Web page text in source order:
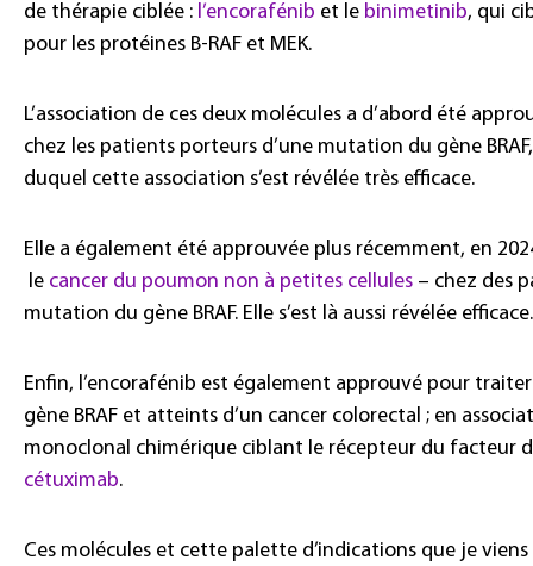
de thérapie ciblée : l’encorafénib et le binimetinib, qui
pour les protéines B-RAF et MEK.
L’association de ces deux molécules a d’abord été
chez les patients porteurs d’une mutation du gène
duquel cette association s’est révélée très efficace.
Elle a également été approuvée plus récemment, en
le cancer du poumon non à petites cellules – chez des
mutation du gène BRAF. Elle s’est là aussi révélée efficace.
Enfin, l’encorafénib est également approuvé pour
gène BRAF et atteints d’un cancer colorectal ; en
monoclonal chimérique ciblant le récepteur du facteur
cétuximab.
Ces molécules et cette palette d’indications que je